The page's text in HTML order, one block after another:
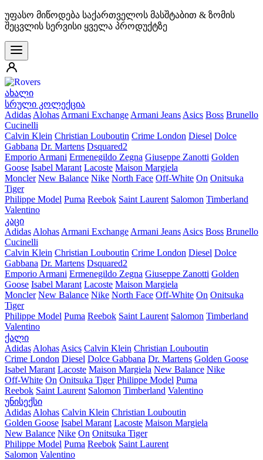
უფასო მიწოდება საქართველოს მასშტაბით & ზომის
შეცვლის სერვისი ყველა პროდუქტზე
ახალი
სრული კოლექცია
Adidas Alohas Armani Exchange Armani Jeans Asics Boss Brunello
Cucinelli
Calvin Klein Christian Louboutin Crime London Diesel Dolce
Gabbana Dr. Martens Dsquared2
Emporio Armani Ermenegildo Zegna Giuseppe Zanotti Golden
Goose Isabel Marant Lacoste Maison Margiela
Moncler New Balance Nike North Face Off-White On Onitsuka
Tiger
Philippe Model Puma Reebok Saint Laurent Salomon Timberland
Valentino
კაცი
Adidas Alohas Armani Exchange Armani Jeans Asics Boss Brunello
Cucinelli
Calvin Klein Christian Louboutin Crime London Diesel Dolce
Gabbana Dr. Martens Dsquared2
Emporio Armani Ermenegildo Zegna Giuseppe Zanotti Golden
Goose Isabel Marant Lacoste Maison Margiela
Moncler New Balance Nike North Face Off-White On Onitsuka
Tiger
Philippe Model Puma Reebok Saint Laurent Salomon Timberland
Valentino
ქალი
Adidas Alohas Asics Calvin Klein Christian Louboutin
Crime London Diesel Dolce Gabbana Dr. Martens Golden Goose
Isabel Marant Lacoste Maison Margiela New Balance Nike
Off-White On Onitsuka Tiger Philippe Model Puma
Reebok Saint Laurent Salomon Timberland Valentino
უნისექსი
Adidas Alohas Calvin Klein Christian Louboutin
Golden Goose Isabel Marant Lacoste Maison Margiela
New Balance Nike On Onitsuka Tiger
Philippe Model Puma Reebok Saint Laurent
Salomon Valentino